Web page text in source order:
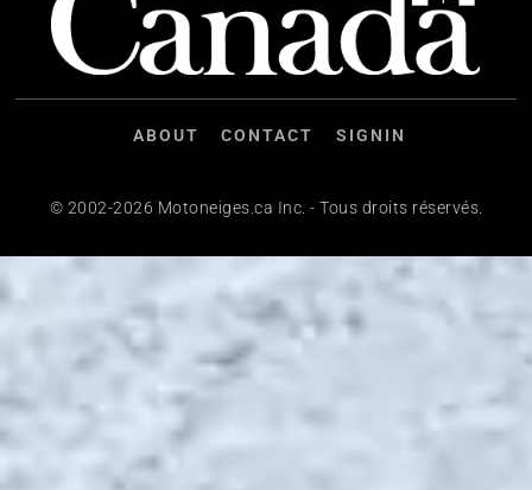
ABOUT CONTACT SIGNIN
© 2002-2026 Motoneiges.ca Inc. - Tous droits réservés.